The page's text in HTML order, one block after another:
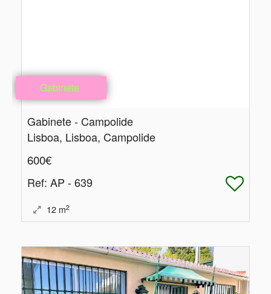
Gabinete
Gabinete - Campolide
Lisboa, Lisboa, Campolide
600€
Ref: AP - 639
12 m2